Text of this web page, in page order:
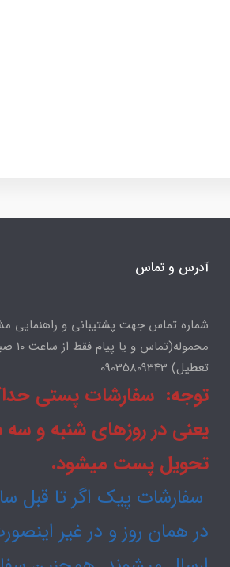
آدرس و تماس
شماره تماس جهت پشتیبانی و راهنمایی
تعطیل) 09035809343
یعنی در روزهای شنبه و
تحویل پست میشود.
در همان روز و در غیر